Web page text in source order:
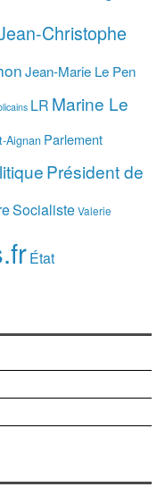
Christophe
Jean-Marie Le Pen
LR Marine Le
Aignan Parlement
Président de
SocialisteValerie
État